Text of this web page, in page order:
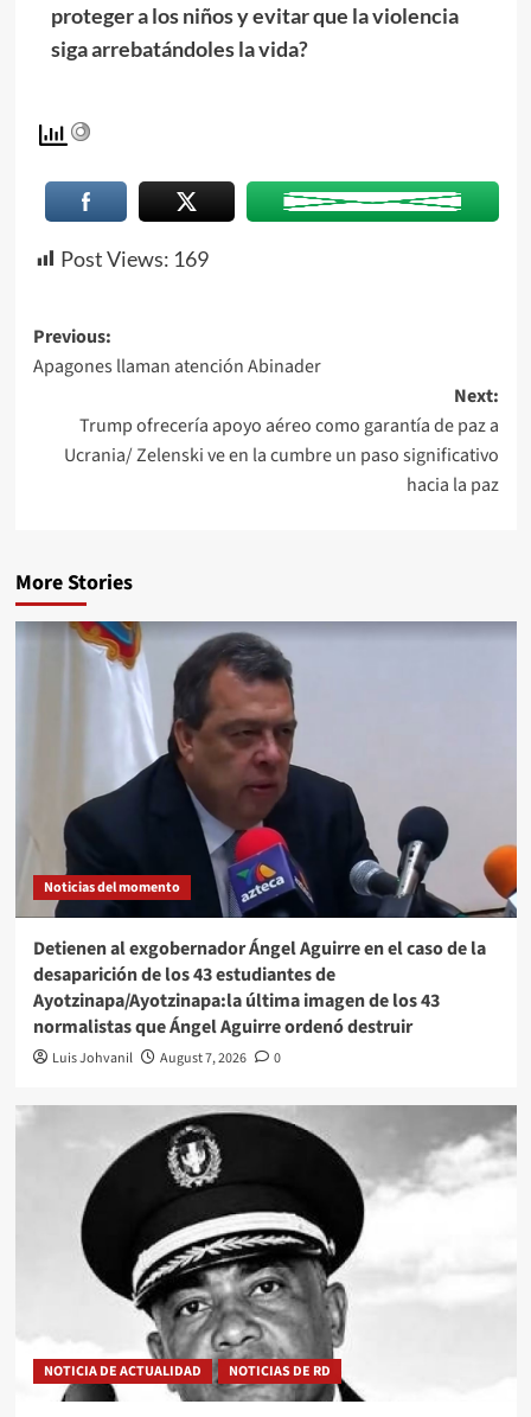
proteger a los niños y evitar que la violencia
siga arrebatándoles la vida?
Post Views: 169
Previous:
Apagones llaman atención Abinader
Next:
Trump ofrecería apoyo aéreo como garantía de paz a
Ucrania/ Zelenski ve en la cumbre un paso significativo
hacia la paz
More Stories
Noticias del momento
Detienen al exgobernador Ángel Aguirre en el caso de la
desaparición de los 43 estudiantes de
Ayotzinapa/Ayotzinapa:la última imagen de los 43
normalistas que Ángel Aguirre ordenó destruir
Luis Johvanil August 7, 2026 0
NOTICIA DE ACTUALIDAD NOTICIAS DE RD